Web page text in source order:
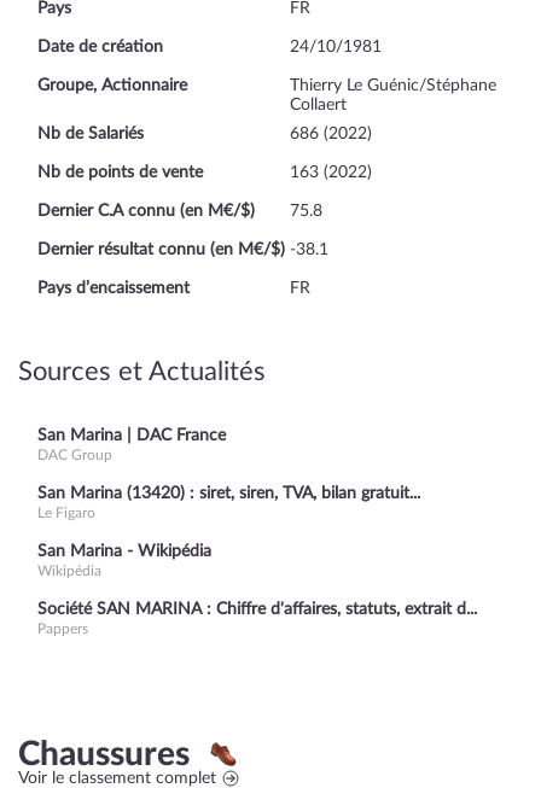
Pays FR
Date de création 24/10/1981
Groupe, Actionnaire
Thierry Le Guénic/Stéphane
Collaert
Nb de Salariés
686 (2022)
Nb de points de vente 163 (2022)
Dernier C.A connu (en M€/$) 75.8
Dernier résultat connu (en M€/$) -38.1
Pays d’encaissement FR
Sources et Actualités
San Marina | DAC France
DAC Group
San Marina (13420) : siret, siren, TVA, bilan gratuit...
Le Figaro
San Marina - Wikipédia
Wikipédia
Société SAN MARINA : Chiffre d'affaires, statuts, extrait d...
Pappers
Chaussures
Voir le classement complet